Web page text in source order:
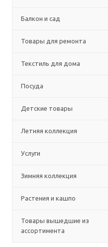
Балкон и сад
Товары для ремонта
Текстиль для дома
Посуда
Детские товары
Летняя коллекция
Услуги
Зимняя коллекция
Растения и кашпо
Товары вышедшие из
ассортимента